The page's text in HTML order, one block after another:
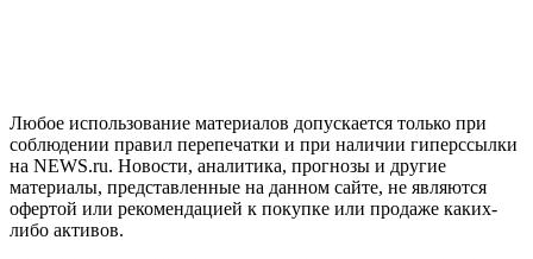
Любое использование материалов допускается только при
соблюдении правил перепечатки и при наличии гиперссылки
на NEWS.ru. Новости, аналитика, прогнозы и другие
материалы, представленные на данном сайте, не являются
офертой или рекомендацией к покупке или продаже каких-
либо активов.